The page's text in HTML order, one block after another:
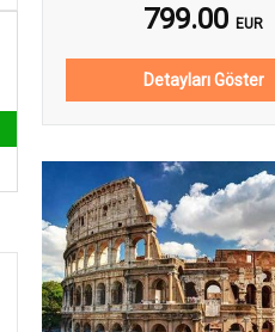
799.00 EUR
Detayları Göster